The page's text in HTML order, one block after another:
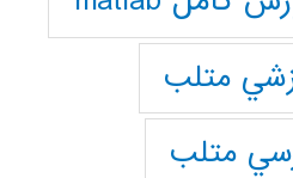
متلب
متلب